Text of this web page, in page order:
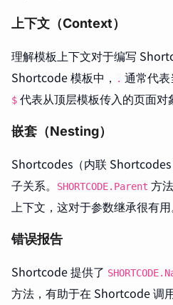
上下文（Context）
理解模板上下文对于编写
Shortcode 模板中，
. 通常代
$ 代表从顶层模板传入的页面对
嵌套（Nesting）
Shortcodes（内联
子关系。
SHORTCODE.Parent 方
上下文，这对于参数继承很有用
错误报告
Shortcode 提供了
方法，有助于在 Shortcode 调